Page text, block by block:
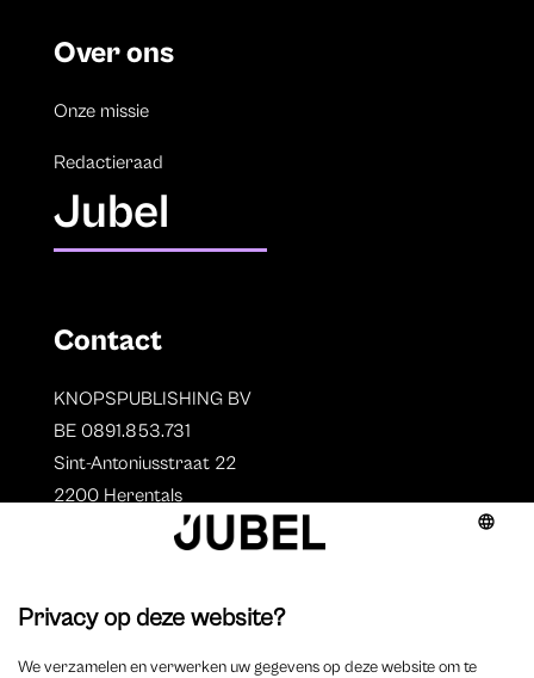
Over ons
Onze missie
Redactieraad
Jubel
Contact
KNOPSPUBLISHING BV
BE 0891.853.731
Sint-Antoniusstraat 22
2200 Herentals
Auteurs
Overzicht auteurs